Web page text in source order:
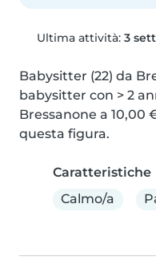
Ultima attività: 3
Babysitter (22) da
babysitter con > 2
Bressanone a 10,00
questa figura.
Caratteristiche
Calmo/a